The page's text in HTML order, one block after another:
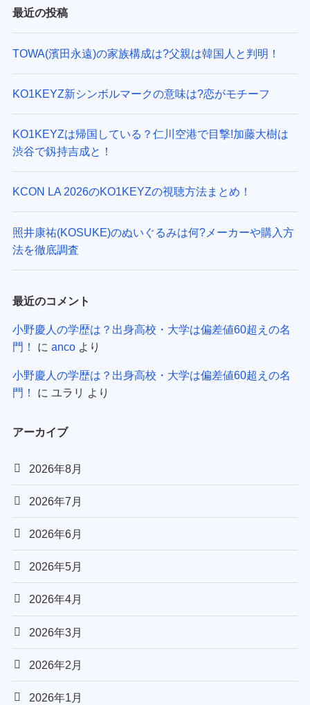
最近の投稿
TOWA(濱田永遠)の家族構成は?父親は韓国人と判明！
KO1KEYZ新シンボルマークの意味は?恋がモチーフ
KO1KEYZは帰国している？仁川空港で目撃!加藤大樹は
渋谷で釼持吉成と！
KCON LA 2026のKO1KEYZの視聴方法まとめ！
照井康祐(KOSUKE)のぬいぐるみは何?メーカーや購入方
法を徹底調査
最近のコメント
小野慶人の学歴は？出身高校・大学は偏差値60超えの名
門！
に ancoより
小野慶人の学歴は？出身高校・大学は偏差値60超えの名
門！
に ユラリ より
アーカイブ
2026年8月
2026年7月
2026年6月
2026年5月
2026年4月
2026年3月
2026年2月
2026年1月